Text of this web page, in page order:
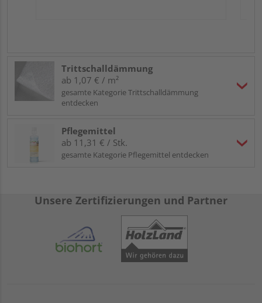
Trittschalldämmung
ab 1,07 € / m²
gesamte Kategorie Trittschalldämmung
entdecken
Pflegemittel
ab 11,31 € / Stk.
gesamte Kategorie Pflegemittel entdecken
Unsere Zertifizierungen und Partner